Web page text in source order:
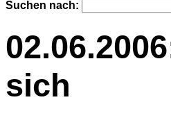
Suchen nach:
sich